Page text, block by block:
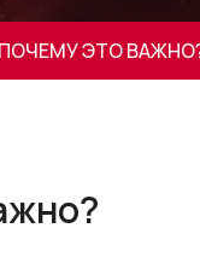
ЭТО ВАЖНО?